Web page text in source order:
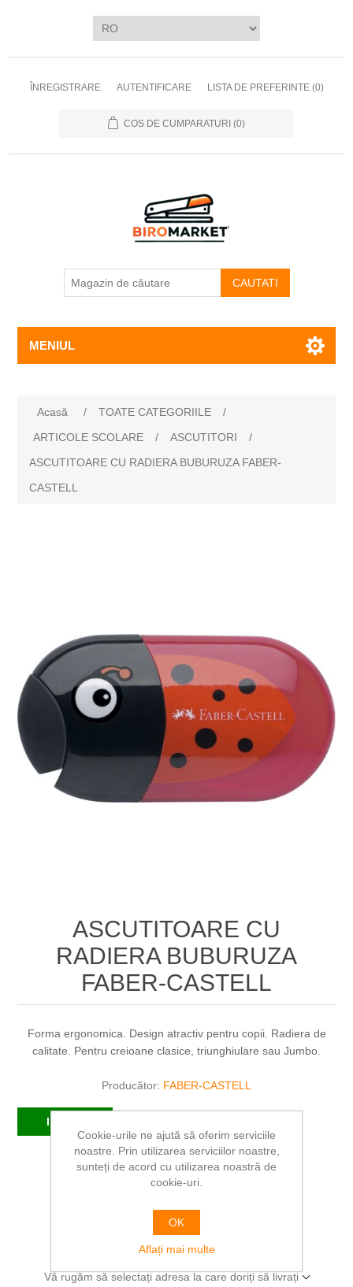
ÎNREGISTRARE AUTENTIFICARE LISTA DE PREFERINTE (0)
COS DE CUMPARATURI (0)
CAUTATI
MENIUL
Acasă / TOATE CATEGORIILE
/
ARTICOLE SCOLARE
/ ASCUTITORI
/
ASCUTITOARE CU RADIERA BUBURUZA FABER-
CASTELL
ASCUTITOARE CU
RADIERA BUBURUZA
FABER-CASTELL
Forma ergonomica. Design atractiv pentru copii. Radiera de
calitate. Pentru creioane clasice, triunghiulare sau Jumbo.
Producător: FABER-CASTELL
In stoc
SKU: FC183526
ADAUGĂ ÎN COȘ
Vă rugăm să selectați adresa la care doriți să livrați
Cookie-urile ne ajută să oferim serviciile
noastre. Prin utilizarea serviciilor noastre,
sunteți de acord cu utilizarea noastră de
cookie-uri.
OK
Aflați mai multe